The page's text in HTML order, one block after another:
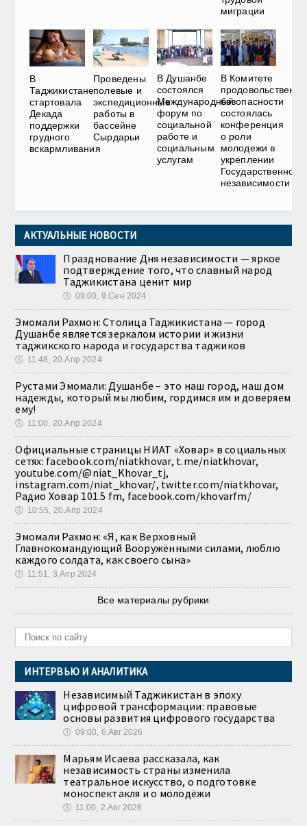
миграции
В
Таджикистане
стартовала
Декада
поддержки
грудного
вскармливания
Проведены
полевые и
экспедиционные
работы в
бассейне
Сырдарьи
В Душанбе
состоялся
Международный
форум по
социальной
работе и
социальным
услугам
В Комитете
безопасности
состоялась
конференция
о роли
молодежи в
укреплении
Государственной
независимости
АКТУАЛЬНЫЕ НОВОСТИ
Празднование Дня независимости — яркое
подтверждение того, что славный народ
Таджикистана ценит мир
🕔 09:00, 9.Сен 2024
Эмомали Рахмон: Столица Таджикистана — город
Душанбе является зеркалом истории и жизни
таджикского народа и государства таджиков
🕔 11:48, 20.Апр 2024
Рустами Эмомали: Душанбе – это наш город, наш дом
надежды, который мы любим, гордимся им и доверяем
ему!
🕔 11:00, 20.Апр 2024
Официальные страницы НИАТ «Ховар» в социальных
сетях: facebook.com/niatkhovar, t.me/niatkhovar,
youtube.com/@niat_Khovar_tj,
instagram.com/niat_khovar/, twitter.com/niatkhovar,
Радио Ховар 101.5 fm, facebook.com/khovarfm/
🕔 10:55, 20.Апр 2024
Эмомали Рахмон: «Я, как Верховный
Главнокомандующий Вооружёнными силами, люблю
каждого солдата, как своего сына»
🕔 11:51, 3.Апр 2024
Все материалы рубрики
ИНТЕРВЬЮ И АНАЛИТИКА
Независимый Таджикистан в эпоху
цифровой трансформации: правовые
основы развития цифрового государства
🕔 09:00, 6.Авг 2026
Марьям Исаева рассказала, как
независимость страны изменила
театральное искусство, о подготовке
моноспектакля и о молодёжи
🕔 11:00, 2.Авг 2026